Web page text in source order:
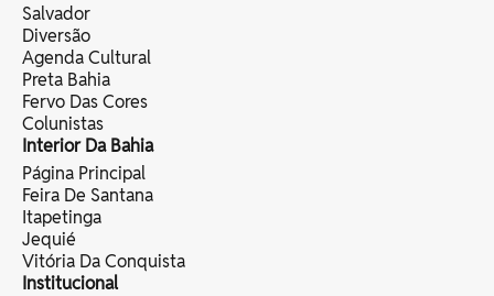
Salvador
Diversão
Agenda Cultural
Preta Bahia
Fervo Das Cores
Colunistas
Interior Da Bahia
Página Principal
Feira De Santana
Itapetinga
Jequié
Vitória Da Conquista
Institucional